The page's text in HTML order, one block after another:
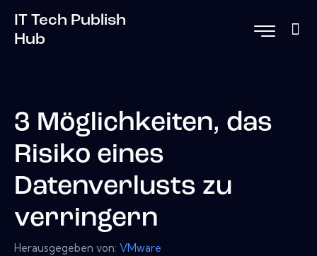
IT Tech Publish
Hub
3 Möglichkeiten, das
Risiko eines
Datenverlusts zu
verringern
Herausgegeben von: VMware